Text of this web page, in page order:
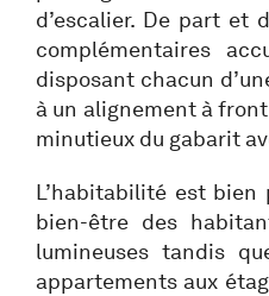
d’escalier. De part et
complémentaires
disposant chacun
à un alignement à
minutieux du gabarit
L’habitabilité est
bien-être des
lumineuses tandis
appartements aux